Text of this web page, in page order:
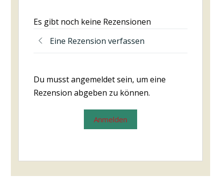
Es gibt noch keine Rezensionen
Eine Rezension verfassen
Du musst angemeldet sein, um eine
Rezension abgeben zu können.
Anmelden